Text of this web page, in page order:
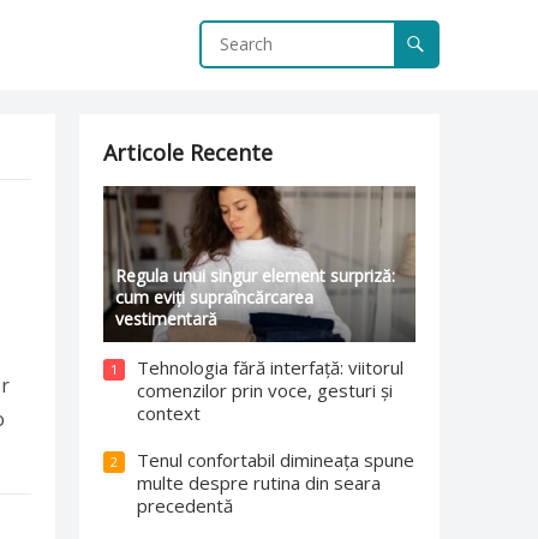
Articole Recente
Regula unui singur element surpriză:
cum eviți supraîncărcarea
vestimentară
1
Tehnologia fără interfață: viitorul
comenzilor prin voce, gesturi și
context
2
Tenul confortabil dimineața spune
multe despre rutina din seara
precedentă